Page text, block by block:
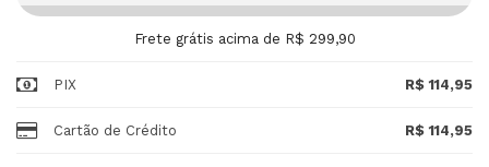
Frete grátis acima de R$ 299,90
PIX R$ 114,95
Cartão de Crédito R$ 114,95